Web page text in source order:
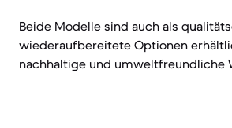
Beide Modelle sind auch als
wiederaufbereitete Optionen
nachhaltige und umweltfreundliche